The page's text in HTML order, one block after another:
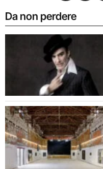
Da non perdere